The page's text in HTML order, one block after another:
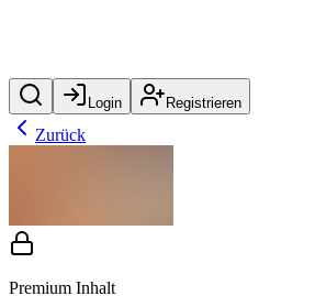
Login Registrieren
Zurück
Premium Inhalt